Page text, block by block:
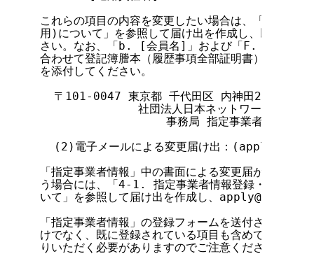
これらの項目の内容を変更したい場合は、「4-2.指
用)について」を参照して届け出を作成し、以下の宛
さい。なお、「b. [会員名]」および「F. [運用組
合わせて登記簿謄本（履歴事項全部証明書）等、組
を添付してください。
〒101-0047 東京都 千代田区 内神田2-3-4 国
社団法人日本ネットワークインフ
事務局 指定事業者契約担当
(2)電子メールによる変更届け出：
「指定事業者情報」中の書面による変更届が必要な
う場合には、「4-1. 指定事業者情報登録・変更フ
いて」を参照して届け出を作成し、
「指定事業者情報」の登録フォームを送付される場
けでなく、既に登録されている項目も含めて、「指
りいただく必要がありますのでご注意ください。